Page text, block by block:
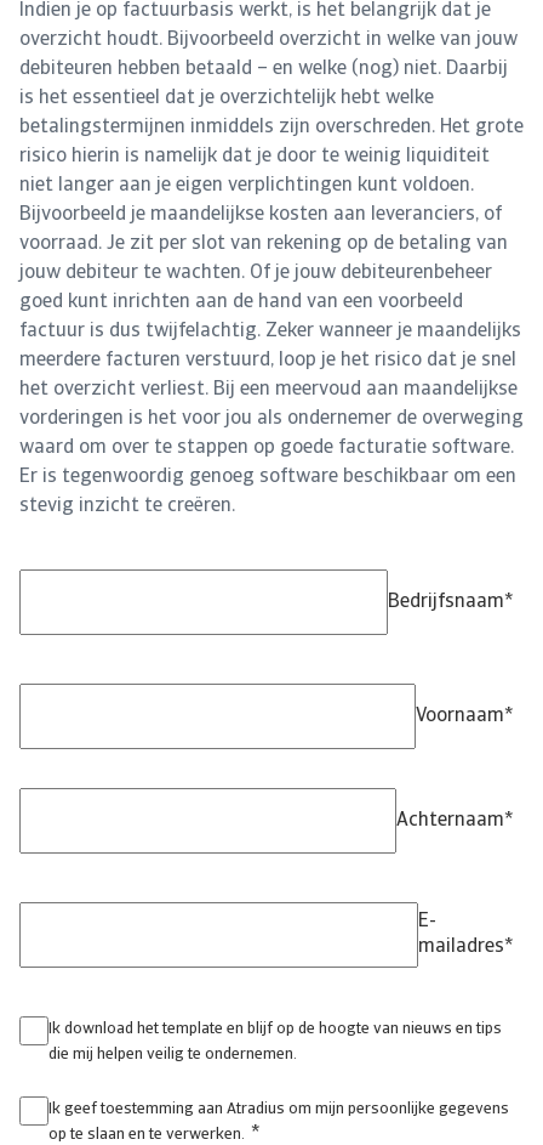
Indien je op factuurbasis werkt, is het belangrijk dat je
overzicht houdt. Bijvoorbeeld overzicht in welke van jouw
debiteuren hebben betaald – en welke (nog) niet. Daarbij
is het essentieel dat je overzichtelijk hebt welke
betalingstermijnen inmiddels zijn overschreden. Het grote
risico hierin is namelijk dat je door te weinig liquiditeit
niet langer aan je eigen verplichtingen kunt voldoen.
Bijvoorbeeld je maandelijkse kosten aan leveranciers, of
voorraad. Je zit per slot van rekening op de betaling van
jouw debiteur te wachten. Of je jouw debiteurenbeheer
goed kunt inrichten aan de hand van een voorbeeld
factuur is dus twijfelachtig. Zeker wanneer je maandelijks
meerdere facturen verstuurd, loop je het risico dat je snel
het overzicht verliest. Bij een meervoud aan maandelijkse
vorderingen is het voor jou als ondernemer de overweging
waard om over te stappen op goede facturatie software.
Er is tegenwoordig genoeg software beschikbaar om een
stevig inzicht te creëren.
Bedrijfsnaam*
Voornaam*
Achternaam*
E-
mailadres*
Ik download het template en blijf op de hoogte van nieuws en tips
die mij helpen veilig te ondernemen.
Ik geef toestemming aan Atradius om mijn persoonlijke gegevens
op te slaan en te verwerken. *